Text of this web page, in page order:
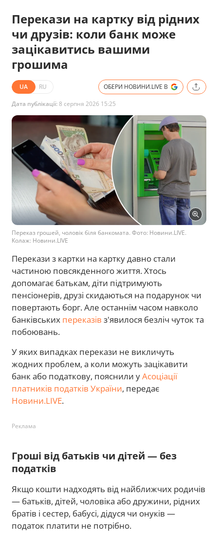
Перекази на картку від рідних
чи друзів: коли банк може
зацікавитись вашими
грошима
UA RU ОБЕРИ НОВИНИ.LIVE В
Дата публікації:8 серпня 2026 15:25
Переказ грошей, чоловік біля банкомата. Фото: Новини.LIVE.
Колаж: Новини.LIVE
Перекази з картки на картку давно стали
частиною повсякденного життя. Хтось
допомагає батькам, діти підтримують
пенсіонерів, друзі скидаються на подарунок чи
повертають борг. Але останнім часом навколо
банківських переказів з'явилося безліч чуток та
побоювань.
У яких випадках перекази не викличуть
жодних проблем, а коли можуть зацікавити
банк або податкову, пояснили уАсоціації
платників податків України, передає
Новини.LIVE.
Реклама
Гроші від батьків чи дітей — без
податків
Якщо кошти надходять від найближчих родичів
— батьків, дітей, чоловіка або дружини, рідних
братів і сестер, бабусі, дідуся чи онуків —
податок платити не потрібно.